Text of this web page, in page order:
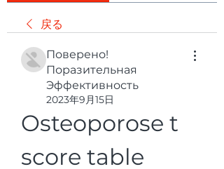
戻る
Поверено!
Поразительная
Эффективность
2023年9月15日
Osteoporose t
score table